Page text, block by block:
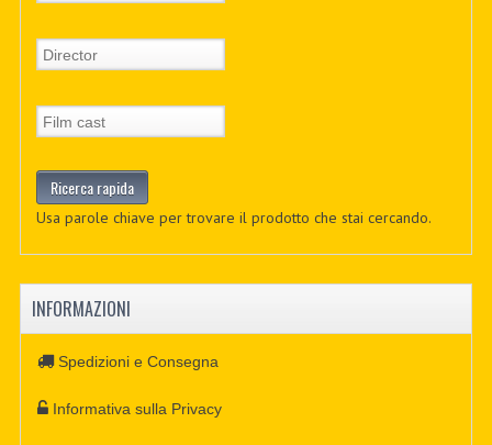
Usa parole chiave per trovare il prodotto che stai cercando.
INFORMAZIONI
Spedizioni e Consegna
Informativa sulla Privacy